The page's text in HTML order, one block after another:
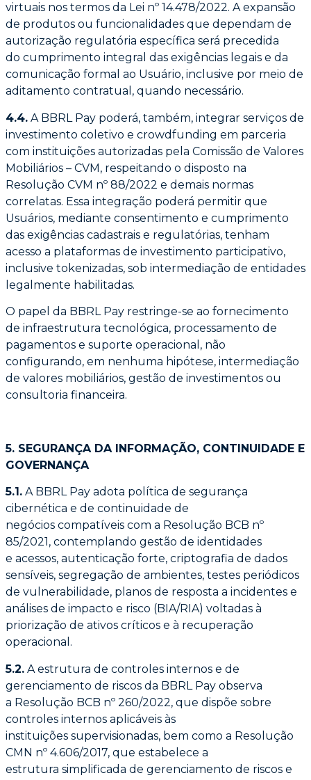
virtuais nos termos da Lei nº 14.478/2022. A expansão
de produtos ou funcionalidades que dependam de
autorização regulatória específica será precedida
do cumprimento integral das exigências legais e da
comunicação formal ao Usuário, inclusive por meio de
aditamento contratual, quando necessário.
4.4. A BBRL Pay poderá, também, integrar serviços de
investimento coletivo e crowdfunding em parceria
com instituições autorizadas pela Comissão de Valores
Mobiliários – CVM, respeitando o disposto na
Resolução CVM nº 88/2022 e demais normas
correlatas. Essa integração poderá permitir que
Usuários, mediante consentimento e cumprimento
das exigências cadastrais e regulatórias, tenham
acesso a plataformas de investimento participativo,
inclusive tokenizadas, sob intermediação de entidades
legalmente habilitadas.
O papel da BBRL Pay restringe-se ao fornecimento
de infraestrutura tecnológica, processamento de
pagamentos e suporte operacional, não
configurando, em nenhuma hipótese, intermediação
de valores mobiliários, gestão de investimentos ou
consultoria financeira.
5. SEGURANÇA DA INFORMAÇÃO, CONTINUIDADE E
GOVERNANÇA
5.1. A BBRL Pay adota política de segurança
cibernética e de continuidade de
negócios compatíveis com a Resolução BCB nº
85/2021, contemplando gestão de identidades
e acessos, autenticação forte, criptografia de dados
sensíveis, segregação de ambientes, testes periódicos
de vulnerabilidade, planos de resposta a incidentes e
análises de impacto e risco (BIA/RIA) voltadas à
priorização de ativos críticos e à recuperação
operacional.
5.2. A estrutura de controles internos e de
gerenciamento de riscos da BBRL Pay observa
a Resolução BCB nº 260/2022, que dispõe sobre
controles internos aplicáveis às
instituições supervisionadas, bem como a Resolução
CMN nº 4.606/2017, que estabelece a
estrutura simplificada de gerenciamento de riscos e